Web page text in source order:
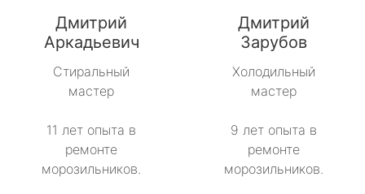
Дмитрий
Аркадьевич
Стиральный
мастер
11 лет опыта в
ремонте
морозильников.
Дмитрий
Зарубов
Холодильный
мастер
9 лет опыта в
ремонте
морозильников.